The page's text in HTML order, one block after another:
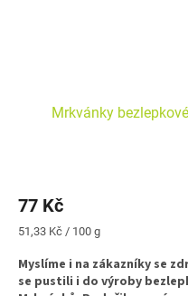
Mrkvánky
77 Kč
Měrná
51,33 Kč / 100 g
Myslíme i na zákazníky se
se pustili i do výroby